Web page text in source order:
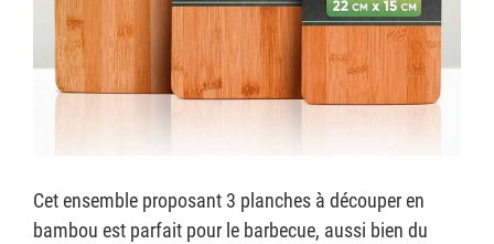
Cet ensemble proposant 3 planches à découper en
bambou est parfait pour le barbecue, aussi bien du